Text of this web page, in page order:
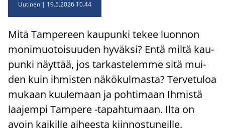
Uutinen 19.5.2026 10.44
Mitä Tam­pe­reen kau­pun­ki tekee luon­non
mo­ni­muo­toi­suu­den hy­väk­si? Entä miltä kau­
pun­ki näyt­tää, jos tar­kas­te­lem­me sitä mui­
den kuin ih­mis­ten nä­kö­kul­mas­ta? Ter­ve­tu­loa
mu­kaan kuu­le­maan ja poh­ti­maan Ih­mis­tä
laa­jem­pi Tam­pe­re -​tapahtumaan. Ilta on
avoin kai­kil­le ai­hees­ta kiin­nos­tu­neil­le.